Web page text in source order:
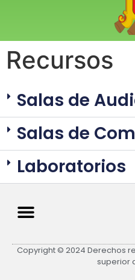
Recursos
Salas de
Salas de
Laboratorios
Copyright © 2024 Derechos
superior